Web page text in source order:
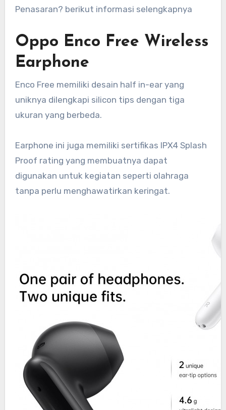
Penasaran? berikut informasi selengkapnya
Oppo Enco Free Wireless
Earphone
Enco Free memiliki desain half in-ear yang
uniknya dilengkapi silicon tips dengan tiga
ukuran yang berbeda.
Earphone ini juga memiliki sertifikas IPX4 Splash
Proof rating yang membuatnya dapat
digunakan untuk kegiatan seperti olahraga
tanpa perlu menghawatirkan keringat.